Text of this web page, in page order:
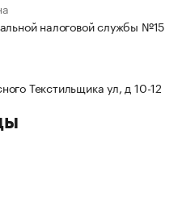
налоговой службы №15
Текстильщика ул, д 10-12